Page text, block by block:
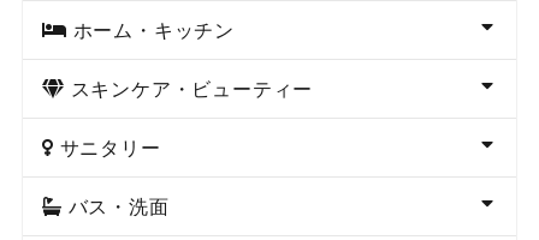
ホーム・キッチン
スキンケア・ビューティー
サニタリー
バス・洗面